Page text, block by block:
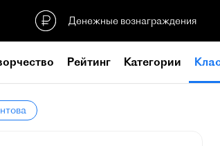
Денежные вознаграждения
Рейтинг Категории